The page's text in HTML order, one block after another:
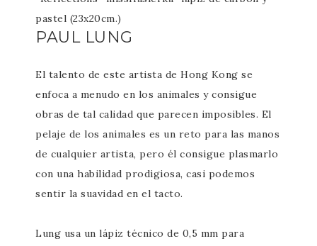
pastel (23x20cm.)
PAUL LUNG
El talento de este artista de Hong Kong se
enfoca a menudo en los animales y consigue
obras de tal calidad que parecen imposibles. El
pelaje de los animales es un reto para las manos
de cualquier artista, pero él consigue plasmarlo
con una habilidad prodigiosa, casi podemos
sentir la suavidad en el tacto.
Lung usa un lápiz técnico de 0,5 mm para